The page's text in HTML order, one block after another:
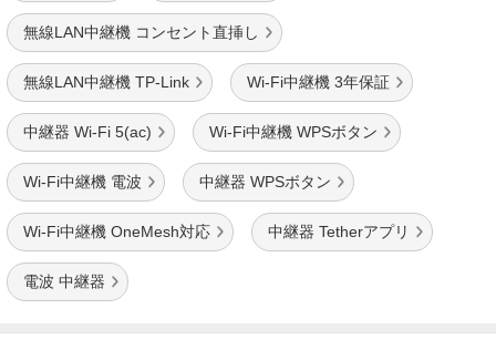
無線LAN中継機 コンセント直挿し
無線LAN中継機 TP-Link Wi-Fi中継機 3年保証
中継器 Wi-Fi 5(ac) Wi-Fi中継機 WPSボタン
Wi-Fi中継機 電波 中継器 WPSボタン
Wi-Fi中継機 OneMesh対応 中継器 Tetherアプリ
電波 中継器